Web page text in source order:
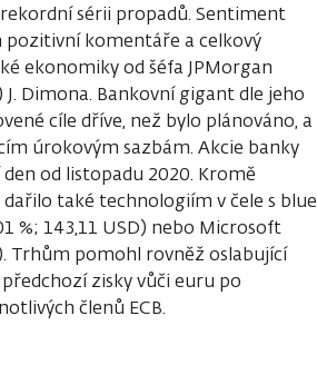
sérii propadů. Sentiment
pozitivní komentáře a celkový
ekonomiky od šéfa JPMorgan
J. Dimona. Bankovní gigant dle jeho
cíle dříve, než bylo plánováno, a
úrokovým sazbám. Akcie banky
od listopadu 2020. Kromě
také technologiím v čele s blue
%; 143,11 USD) nebo Microsoft
Trhům pomohl rovněž oslabující
zisky vůči euru po
členů ECB.